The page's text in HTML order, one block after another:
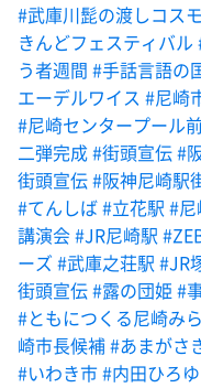
#武庫川髭の渡しコス
きんどフェスティバル
う者週間 #手話言語の
エーデルワイス #尼崎
#尼崎センタープール
二弾完成#街頭宣伝#
街頭宣伝#阪神尼崎駅
#てんしば#立花駅 #
講演会#JR尼崎駅
ーズ #武庫之荘駅 #JR
街頭宣伝#露の団姫 #
#ともにつくる尼崎み
崎市長候補#あまがさ
#いわき市#内田ひろ